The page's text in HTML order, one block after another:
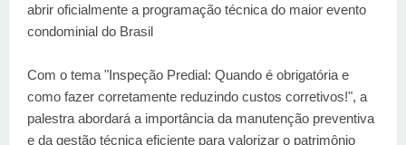
abrir oficialmente a programação técnica do maior evento
condominial do Brasil
Com o tema "Inspeção Predial: Quando é obrigatória e
como fazer corretamente reduzindo custos corretivos!", a
palestra abordará a importância da manutenção preventiva
e da gestão técnica eficiente para valorizar o patrimônio